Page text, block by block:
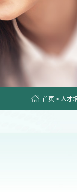
首页 > 人才